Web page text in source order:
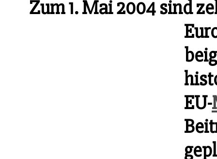
Zum 1. Mai 2004 sind
EU-